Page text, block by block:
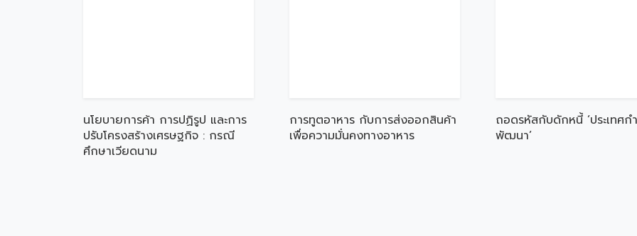
นโยบายการค้า การปฏิรูป และการ
ปรับโครงสร้างเศรษฐกิจ : กรณี
ศึกษาเวียดนาม
การทูตอาหาร กับการส่งออกสินค้า
เพื่อความมั่นคงทางอาหาร
ถอดรหัสกับดักหนี้ ‘ประเทศก
พัฒนา’